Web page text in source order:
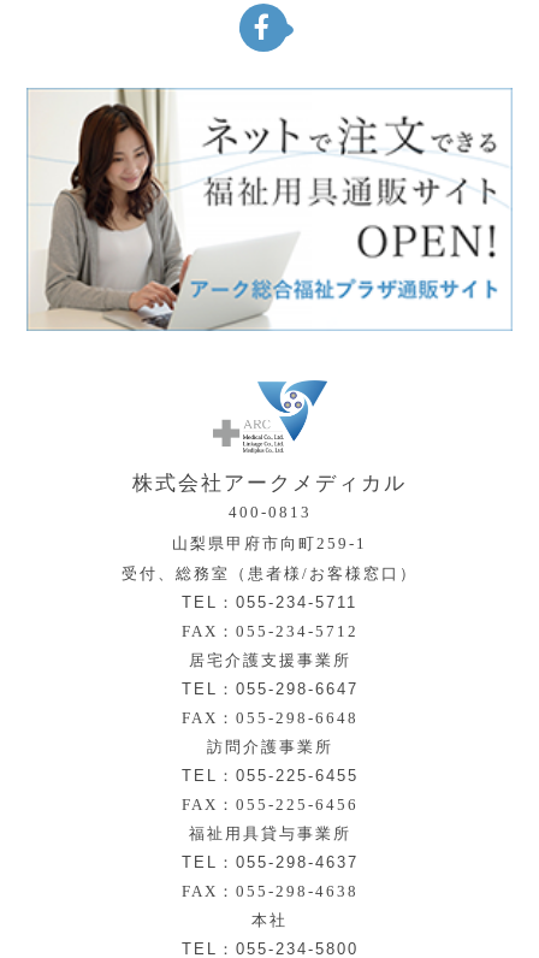
株式会社アークメディカル
400-0813
山梨県甲府市向町259-1
受付、総務室（患者様/お客様窓口）
TEL：055-234-5711
FAX：055-234-5712
居宅介護支援事業所
TEL：055-298-6647
FAX：055-298-6648
訪問介護事業所
TEL：055-225-6455
FAX：055-225-6456
福祉用具貸与事業所
TEL：055-298-4637
FAX：055-298-4638
本社
TEL：055-234-5800